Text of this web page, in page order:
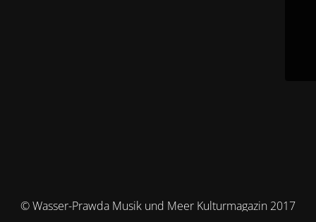
© Wasser-Prawda Musik und Meer Kulturmagazin 2017